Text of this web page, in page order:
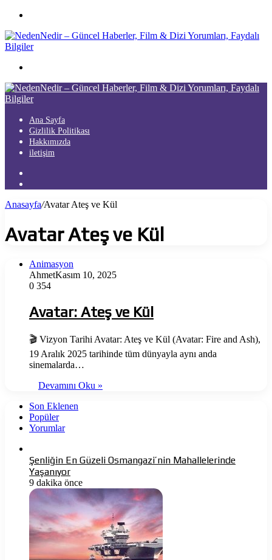
...
Ana Sayfa
Gizlilik Politikası
Hakkımızda
iletişim
...
Anasayfa/Avatar Ateş ve Kül
Avatar Ateş ve Kül
Animasyon
AhmetKasım 10, 2025
0 354
Avatar: Ateş ve Kül
🎬 Vizyon Tarihi Avatar: Ateş ve Kül (Avatar: Fire and Ash),
19 Aralık 2025 tarihinde tüm dünyayla aynı anda
sinemalarda…
Devamını Oku »
Son Eklenen
Popüler
Yorumlar
Şenliğin En Güzeli Osmangazi’nin Mahallelerinde
Yaşanıyor
9 dakika önce